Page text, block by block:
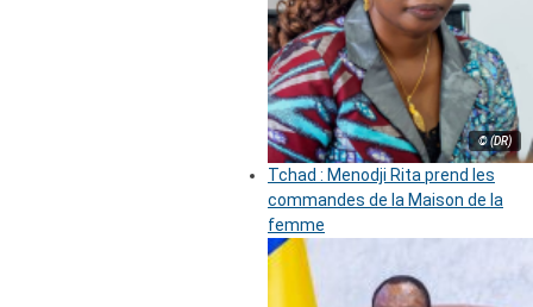
© (DR)
Tchad : Menodji Rita prend les
commandes de la Maison de la
femme